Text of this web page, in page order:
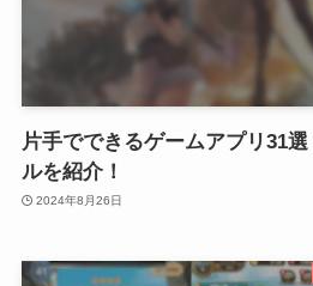
片手でできるゲームアプリ31
ルを紹介！
2024年8月26日